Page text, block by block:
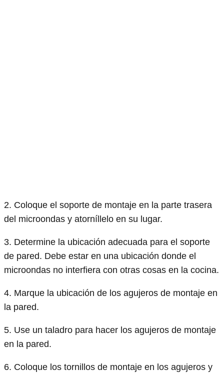
2. Coloque el soporte de montaje en la parte trasera
del microondas y atorníllelo en su lugar.
3. Determine la ubicación adecuada para el soporte
de pared. Debe estar en una ubicación donde el
microondas no interfiera con otras cosas en la cocina.
4. Marque la ubicación de los agujeros de montaje en
la pared.
5. Use un taladro para hacer los agujeros de montaje
en la pared.
6. Coloque los tornillos de montaje en los agujeros y